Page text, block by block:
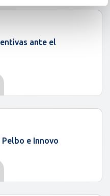
ante el
e Innovo